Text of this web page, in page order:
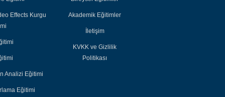
Effects Kurgu
Analizi Eğitimi
Eğitimi
Akademik Eğitimler
İletişim
KVKK ve Gizlilik
Politikası